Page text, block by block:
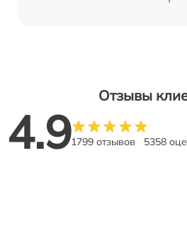
Отзывы
4.91799 отзывов 5358